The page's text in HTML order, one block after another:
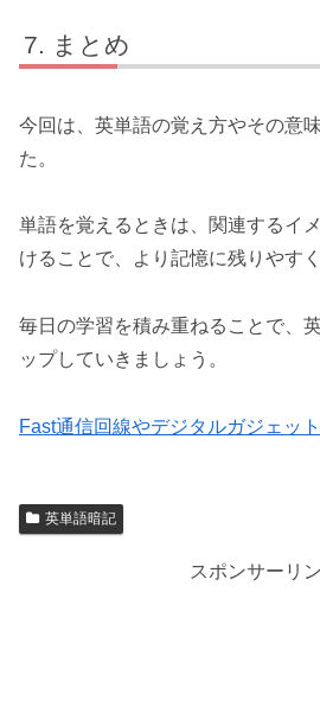
まとめ
今回は、英単語の覚え方やその意
た。
単語を覚えるときは、関連するイ
けることで、より記憶に残りやす
毎日の学習を積み重ねることで、
ップしていきましょう。
Fast通信回線やデジタルガジェット
英単語暗記
スポンサーリ